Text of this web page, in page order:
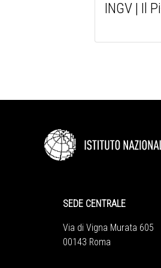
INGV | Il
SEDE CENTRALE
Via di Vigna Murata 605
00143 Roma